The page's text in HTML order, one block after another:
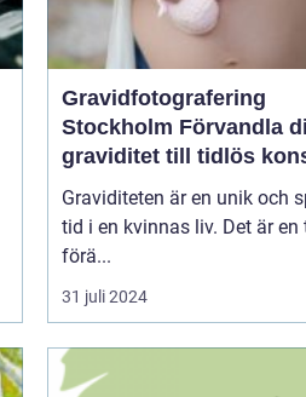
Gravidfotografering
Stockholm Förvandla din
graviditet till tidlös
Graviditeten är en unik och
tid i en kvinnas liv. Det är en
förä...
31 juli 2024